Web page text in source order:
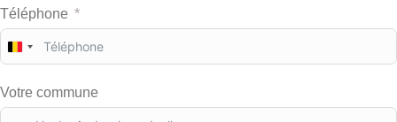
Téléphone
B
e
g
Votre commune